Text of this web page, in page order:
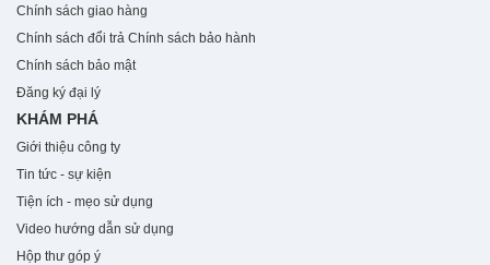
Chính sách giao hàng
Chính sách đổi trả Chính sách bảo hành
Chính sách bảo mật
Đăng ký đại lý
KHÁM PHÁ
Giới thiệu công ty
Tin tức - sự kiện
Tiện ích - mẹo sử dụng
Video hướng dẫn sử dụng
Hộp thư góp ý